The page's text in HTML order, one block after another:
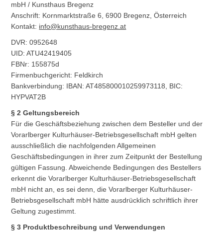
mbH / Kunsthaus Bregenz
Anschrift: Kornmarktstraße 6, 6900 Bregenz, Österreich
Kontakt: info@kunsthaus-bregenz.at
DVR: 0952648
UID: ATU42419405
FBNr: 155875d
Firmenbuchgericht: Feldkirch
Bankverbindung: IBAN: AT485800010259973118, BIC:
HYPVAT2B
§ 2 Geltungsbereich
Für die Geschäftsbeziehung zwischen dem Besteller und der
Vorarlberger Kulturhäuser-Betriebsgesellschaft mbH gelten
ausschließlich die nachfolgenden Allgemeinen
Geschäftsbedingungen in ihrer zum Zeitpunkt der Bestellung
gültigen Fassung. Abweichende Bedingungen des Bestellers
erkennt die Vorarlberger Kulturhäuser-Betriebsgesellschaft
mbH nicht an, es sei denn, die Vorarlberger Kulturhäuser-
Betriebsgesellschaft mbH hätte ausdrücklich schriftlich ihrer
Geltung zugestimmt.
§ 3 Produktbeschreibung und Verwendungen